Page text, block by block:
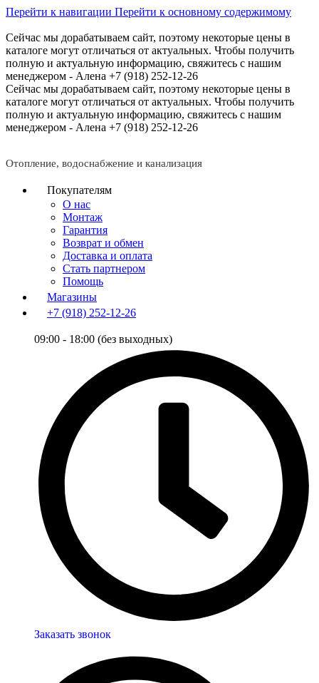
Перейти к навигации Перейти к основному содержимому
Сейчас мы дорабатываем сайт, поэтому некоторые цены в
каталоге могут отличаться от актуальных. Чтобы получить
полную и актуальную информацию, свяжитесь с нашим
менеджером - Алена +7 (918) 252-12-26
Сейчас мы дорабатываем сайт, поэтому некоторые цены в
каталоге могут отличаться от актуальных. Чтобы получить
полную и актуальную информацию, свяжитесь с нашим
менеджером - Алена +7 (918) 252-12-26
Отопление, водоснабжение и канализация
Покупателям
О нас
Монтаж
Гарантия
Возврат и обмен
Доставка и оплата
Стать партнером
Помощь
Магазины
+7 (918) 252-12-26
09:00 - 18:00 (без выходных)
Заказать звонок